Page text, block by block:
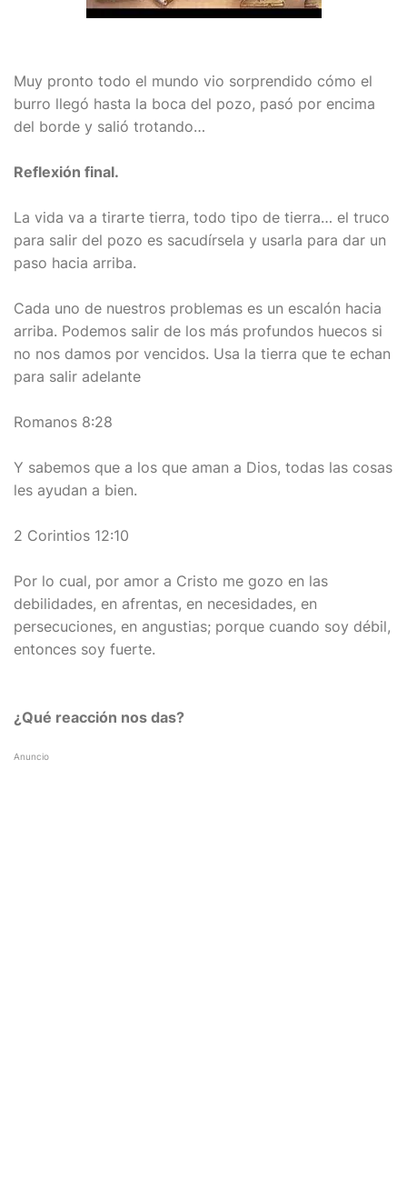
Muy pronto todo el mundo vio sorprendido cómo el
burro llegó hasta la boca del pozo, pasó por encima
del borde y salió trotando…
Reflexión final.
La vida va a tirarte tierra, todo tipo de tierra… el truco
para salir del pozo es sacudírsela y usarla para dar un
paso hacia arriba.
Cada uno de nuestros problemas es un escalón hacia
arriba. Podemos salir de los más profundos huecos si
no nos damos por vencidos. Usa la tierra que te echan
para salir adelante
Romanos 8:28
Y sabemos que a los que aman a Dios, todas las cosas
les ayudan a bien.
2 Corintios 12:10
Por lo cual, por amor a Cristo me gozo en las
debilidades, en afrentas, en necesidades, en
persecuciones, en angustias; porque cuando soy débil,
entonces soy fuerte.
¿Qué reacción nos das?
Anuncio